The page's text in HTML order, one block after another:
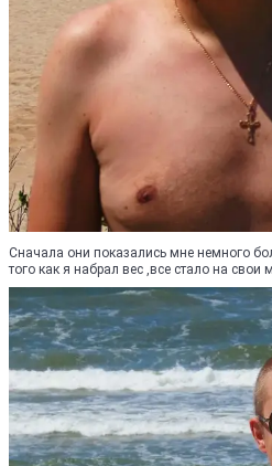
Сначала они показались мне немного
того как я набрал вес ,все стало на свои